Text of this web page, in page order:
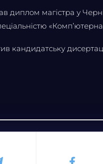
диплом магістра у
кандидатську